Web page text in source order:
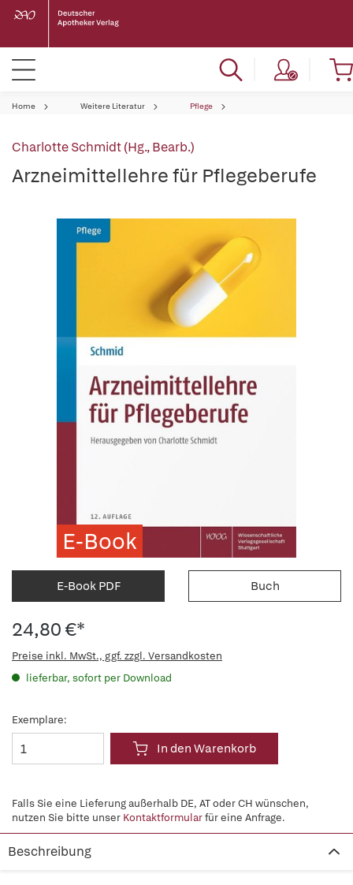
Home Weitere Literatur Pflege
Charlotte Schmidt (Hg., Bearb.)
Arzneimittellehre für Pflegeberufe
E-Book
E-Book PDF Buch
24,80 €*
Preise inkl. MwSt., ggf. zzgl. Versandkosten
lieferbar, sofort per Download
Exemplare:
In den Warenkorb
Falls Sie eine Lieferung außerhalb DE, AT oder CH wünschen,
nutzen Sie bitte unser Kontaktformularfür eine Anfrage.
Beschreibung